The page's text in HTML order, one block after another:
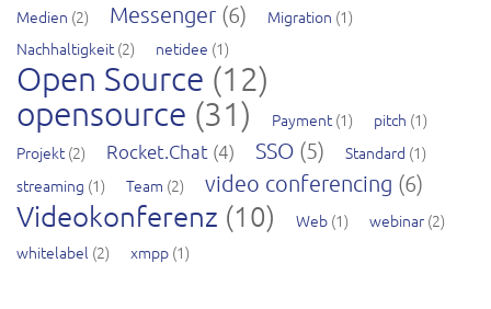
Medien (2) Messenger (6) Migration (1)
Nachhaltigkeit(2) netidee (1)
Open Source (12)
opensource (31) Payment(1) pitch (1)
Projekt(2) Rocket.Chat (4) SSO (5) Standard (1)
streaming (1) Team (2) video conferencing (6)
Videokonferenz (10) Web (1) webinar (2)
whitelabel (2) xmpp (1)